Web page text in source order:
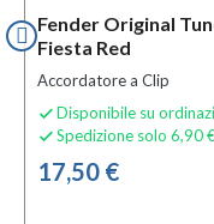
Fender Original
Fiesta Red
Accordatore a Clip
 Disponibile su
 Spedizione solo 6,90
17,50 €